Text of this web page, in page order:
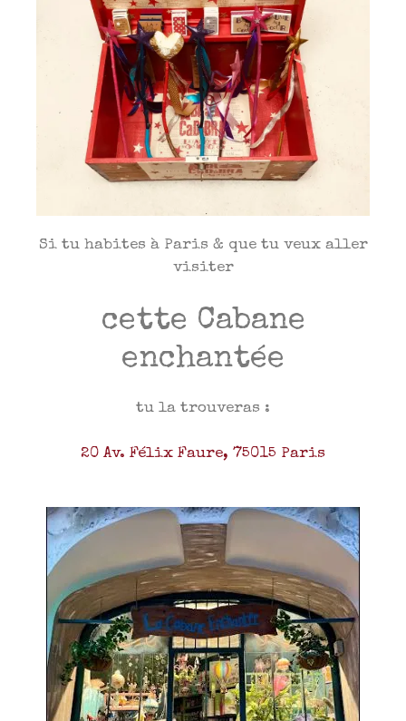
Si tu habites à Paris & que tu veux aller
visiter
cette Cabane
enchantée
tu la trouveras :
20 Av. Félix Faure, 75015 Paris